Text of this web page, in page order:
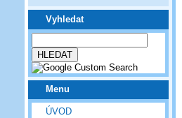
Vyhledat
Menu
ÚVOD